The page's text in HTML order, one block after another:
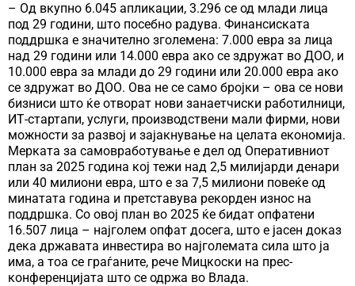
– Од вкупно 6.045 апликации, 3.296 се од млади лица
под 29 години, што посебно радува. Финансиската
поддршка е значително зголемена: 7.000 евра за лица
над 29 години или 14.000 евра ако се здружат во ДОО, и
10.000 евра за млади до 29 години или 20.000 евра ако
се здружат во ДОО. Ова не се само бројки – ова се нови
бизниси што ќе отворат нови занаетчиски работилници,
ИТ-стартапи, услуги, производствени мали фирми, нови
можности за развој и зајакнување на целата економија.
Мерката за самовработување е дел од Оперативниот
план за 2025 година кој тежи над 2,5 милијарди денари
или 40 милиони евра, што е за 7,5 милиони повеќе од
минатата година и претставува рекорден износ на
поддршка. Со овој план во 2025 ќе бидат опфатени
16.507 лица – најголем опфат досега, што е јасен доказ
дека државата инвестира во најголемата сила што ја
има, а тоа се граѓаните, рече Мицкоски на прес-
конференцијата што се одржа во Влада.